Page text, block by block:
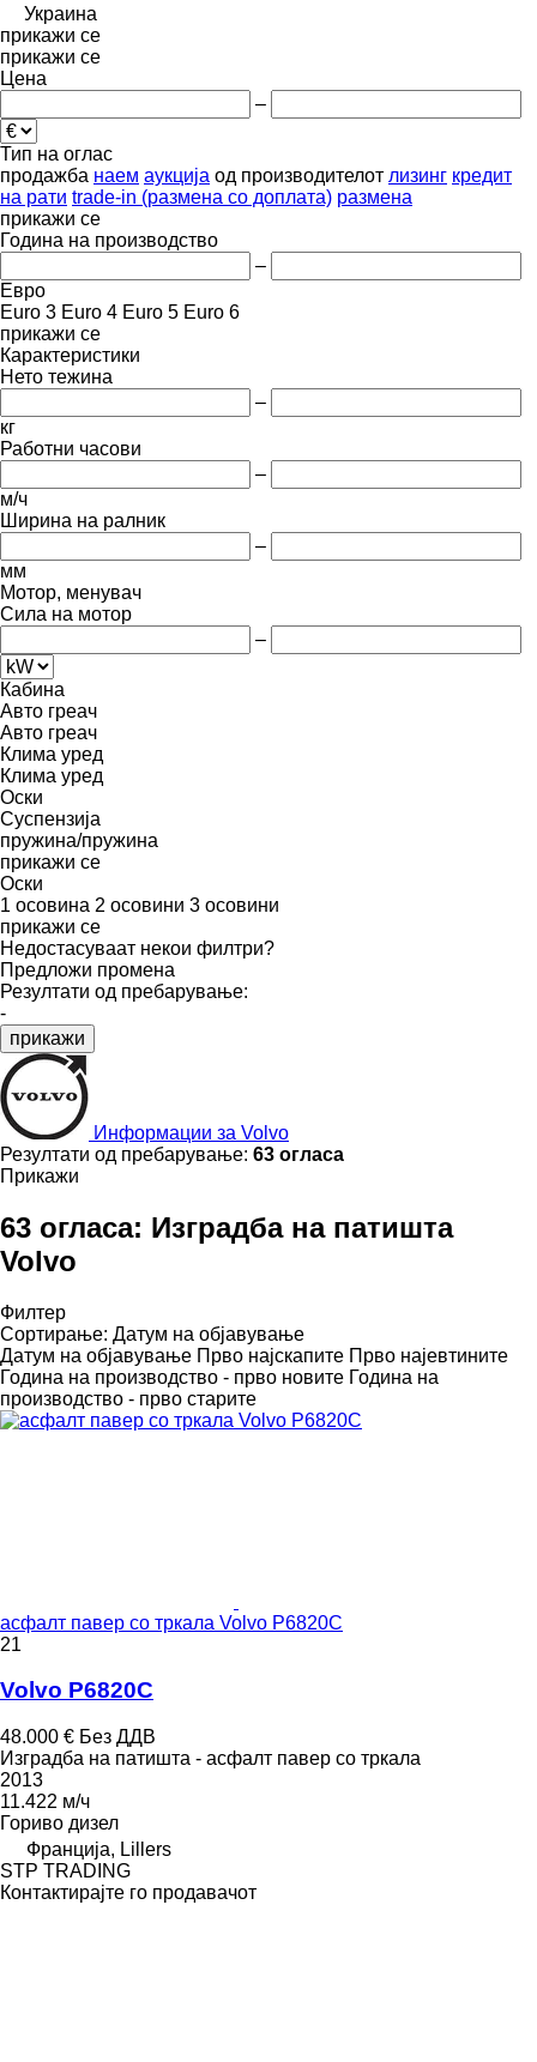
Украина
прикажи се
прикажи се
Цена
–
Тип на оглас
продажба наем аукција од производителот лизинг кредит
на рати trade-in (размена со доплата) размена
прикажи се
Година на производство
–
Евро
Euro 3 Euro 4 Euro 5 Euro 6
прикажи се
Карактеристики
Нето тежина
–
кг
Работни часови
–
м/ч
Ширина на ралник
–
мм
Мотор, менувач
Сила на мотор
–
Кабина
Авто греач
Авто греач
Клима уред
Клима уред
Оски
Суспензија
пружина/пружина
прикажи се
Оски
1 осовина 2 осовини 3 осовини
прикажи се
Недостасуваат некои филтри?
Предложи промена
Резултати од пребарување:
-
прикажи
Информации за Volvo
Резултати од пребарување: 63 огласа
Прикажи
63 огласа: Изградба на патишта
Volvo
Филтер
Сортирање: Датум на објавување
Датум на објавување Прво најскапите Прво најевтините
Година на производство - прво новите Година на
производство - прво старите
асфалт павер со тркала Volvo P6820C
21
Volvo P6820C
48.000 € Без ДДВ
Изградба на патишта - асфалт павер со тркала
2013
11.422 м/ч
Гориво дизел
Франција, Lillers
STP TRADING
Контактирајте го продавачот